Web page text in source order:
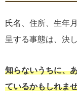
氏名、住所、生年
呈する事態は、決
知らないうちに、
ているかもしれま